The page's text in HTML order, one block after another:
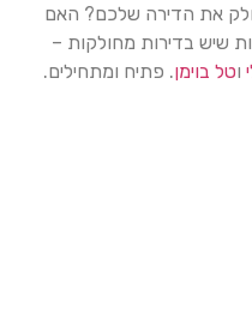
את הדירה שלכם? האם
שיש בדירות מחולקות –
וטל בוימן. פתיח ומתחילים.